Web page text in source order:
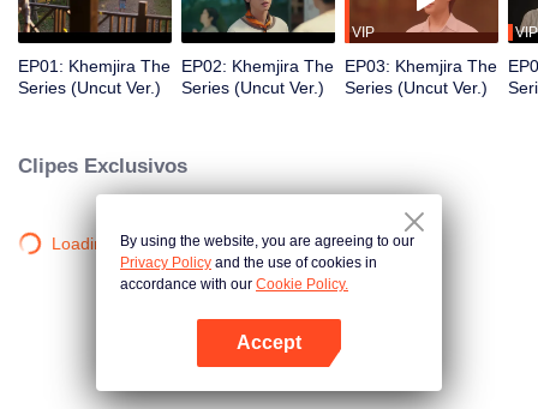
Abra o programa
EP01: Khemjira The
Series (Uncut Ver.)
EP02: Khemjira The
Series (Uncut Ver.)
VIP
EP03: Khemjira The
Series (Uncut Ver.)
VIP
Clipes Exclusivos
Loading…By using the website, you are agreeing to our
Privacy Policy and the use of cookies in
accordance with our Cookie Policy.
Accept